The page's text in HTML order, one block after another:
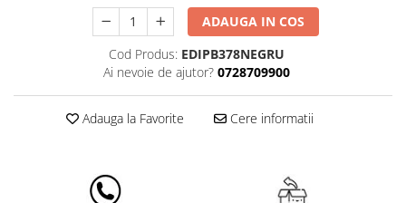
Lampi de veghe
Mobilier Birou
Saltele de infasat
ADAUGA IN COS
Cod Produs: EDIPB378NEGRU
Ai nevoie de ajutor? 0728709900
Adauga la Favorite Cere informatii